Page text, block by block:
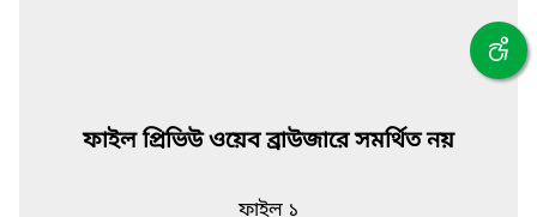
ফাইল প্রিভিউ ওয়েব ব্রাউজারে সমর্থিত নয়
ফাইল ১